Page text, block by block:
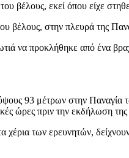
βέλους, εκεί όπου είχε
βέλους, στην πλευρά της
να προκλήθηκε από ένα
93 μέτρων στην
ώρες πριν την εκδήλωση
χέρια των ερευνητών,